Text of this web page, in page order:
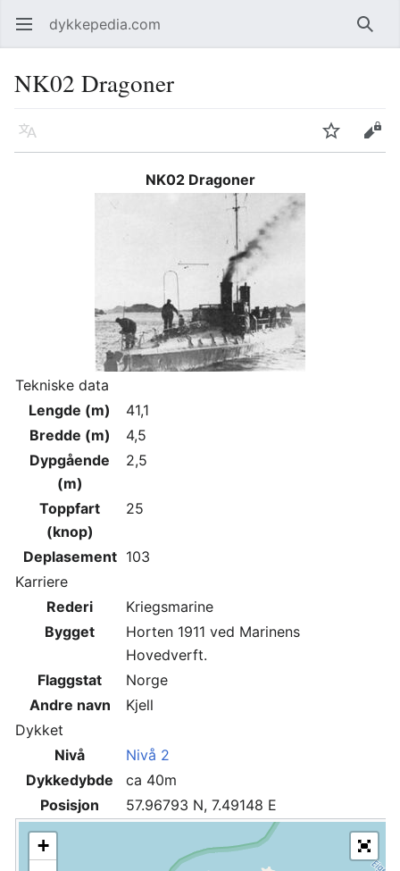
Åpne hovedmenyen dykkepedia.com Søk
NK02 Dragoner
Språk Overvåk Rediger
NK02 Dragoner
Tekniske data
Lengde (m)
41,1
Bredde (m)
4,5
Dypgående
(m)
2,5
Toppfart
(knop)
25
Deplasement 103
Karriere
Rederi
Kriegsmarine
Bygget
Horten 1911 ved Marinens
Hovedverft.
Flaggstat
Norge
Andre navn
Kjell
Dykket
Nivå
Nivå 2
Dykkedybde
ca 40m
Posisjon
57.96793 N, 7.49148 E
+